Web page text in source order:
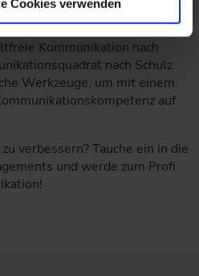
Cookies verwenden
Skills erfolgt durch
wertschätzende verbale
Kommunikation nach
nach Schulz
Werkzeuge, um mit einem
auf
verbessern? Tauche ein in die
und werde zum Profi